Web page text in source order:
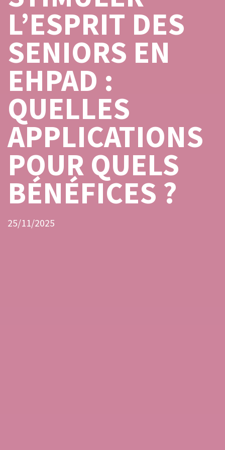
L’ESPRIT DES
SENIORS EN
EHPAD :
QUELLES
APPLICATIONS
POUR QUELS
BÉNÉFICES ?
25/11/2025